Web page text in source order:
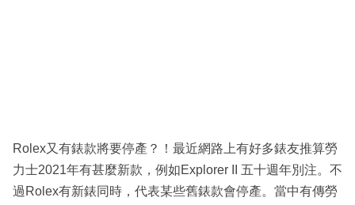
區
Rolex又有錶款將要停產？！最近網路上有好多錶友推算勞
力士2021年有甚麼新款，例如Explorer II 五十週年別注。不
過Rolex有新錶同時，代表某些舊錶款會停產。當中有傳勞